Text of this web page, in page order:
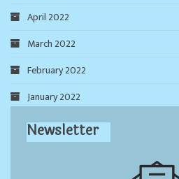
April 2022
March 2022
February 2022
January 2022
Newsletter